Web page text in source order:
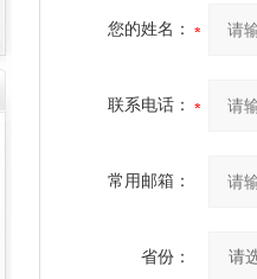
您的姓名：
联系电话：
常用邮箱：
省份：